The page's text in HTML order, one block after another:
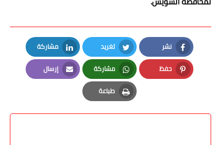
نشر
Facebook
تغريد
Twitter
مشاركة
LinkedIn
حفظ
Pinterest
مشاركة
Whatsapp
إرسال
Email
طباعة
Print